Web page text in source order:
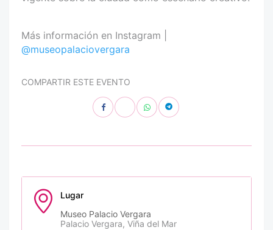
Más información en Instagram |
@museopalaciovergara
COMPARTIR ESTE EVENTO
Lugar
Museo Palacio Vergara
Palacio Vergara, Viña del Mar